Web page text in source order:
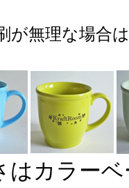
が無理な場合
はカラー